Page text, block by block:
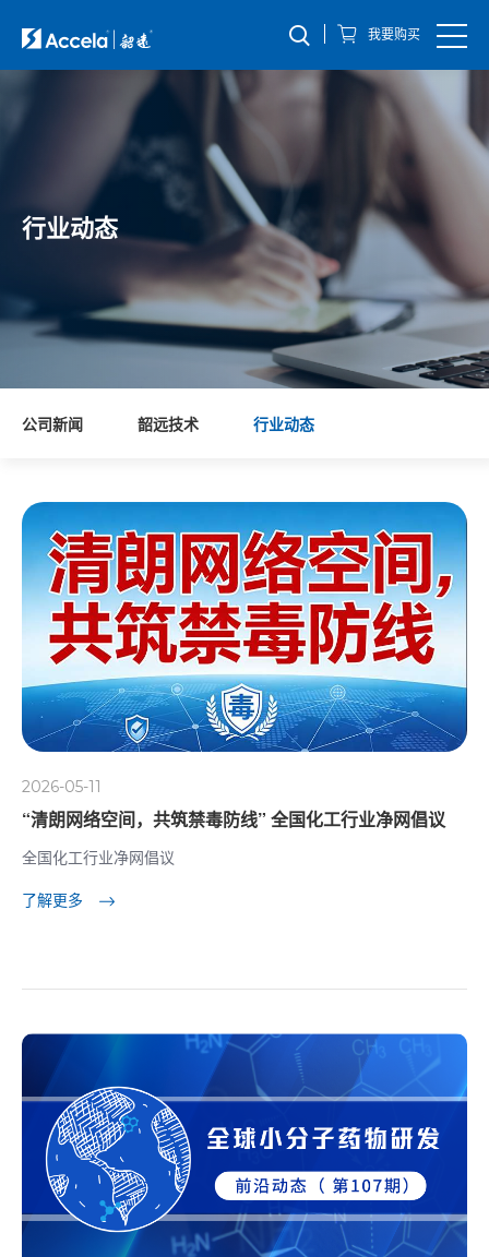
我要购买
行业动态
公司新闻 韶远技术 行业动态
2026-05-11
“清朗网络空间，共筑禁毒防线” 全国化工行业净网倡议
全国化工行业净网倡议
了解更多